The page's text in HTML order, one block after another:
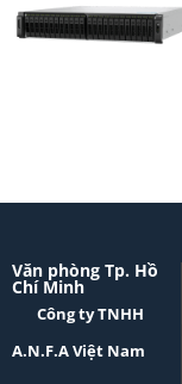
Văn phòng Tp. Hồ
Chí Minh
Công ty TNHH
A.N.F.A Việt Nam